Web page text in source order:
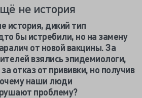
не история
история, дикий тип
бы истребили, но на замену
от новой вакцины. За
взялись эпидемиологи,
отказ от прививки, но получив
наши люди
проблему?